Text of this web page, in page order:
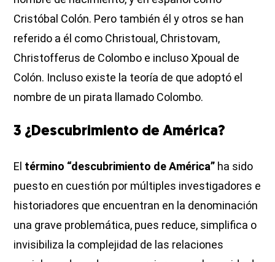
Cristóbal Colón. Pero también él y otros se han
referido a él como Christoual, Christovam,
Christofferus de Colombo e incluso Xpoual de
Colón. Incluso existe la teoría de que adoptó el
nombre de un pirata llamado Colombo.
3 ¿Descubrimiento de América?
El término “descubrimiento de América” ha sido
puesto en cuestión por múltiples investigadores e
historiadores que encuentran en la denominación
una grave problemática, pues reduce, simplifica o
invisibiliza la complejidad de las relaciones